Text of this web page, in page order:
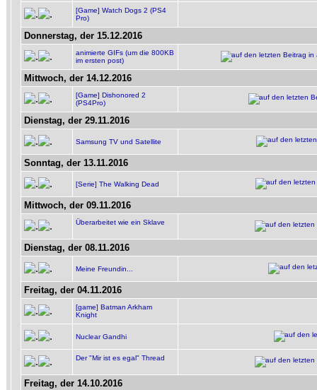
[Game] Watch Dogs 2 (PS4
Pro)
Donnerstag, der 15.12.2016
animierte GIFs (um die 800KB
im ersten post)
Mittwoch, der 14.12.2016
[Game] Dishonored 2
(PS4Pro)
Dienstag, der 29.11.2016
Samsung TV und Satellite
Sonntag, der 13.11.2016
[Serie] The Walking Dead
Mittwoch, der 09.11.2016
Überarbeitet wie ein Sklave
Dienstag, der 08.11.2016
Meine Freundin...
Freitag, der 04.11.2016
[game] Batman Arkham
Knight
Nuclear Gandhi
Der "Mir ist es egal" Thread
Freitag, der 14.10.2016